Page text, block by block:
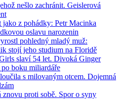
nešlo zachránit. Geislerová
z pohádky: Petr Macinka
oslavu narozenin
pohledný mladý muž:
stojí jeho studium na Floridě
slaví 54 let. Divoká Ginger
boku miliardáře
s milovaným otcem. Dojemná
znovu proti sobě. Spor o syny